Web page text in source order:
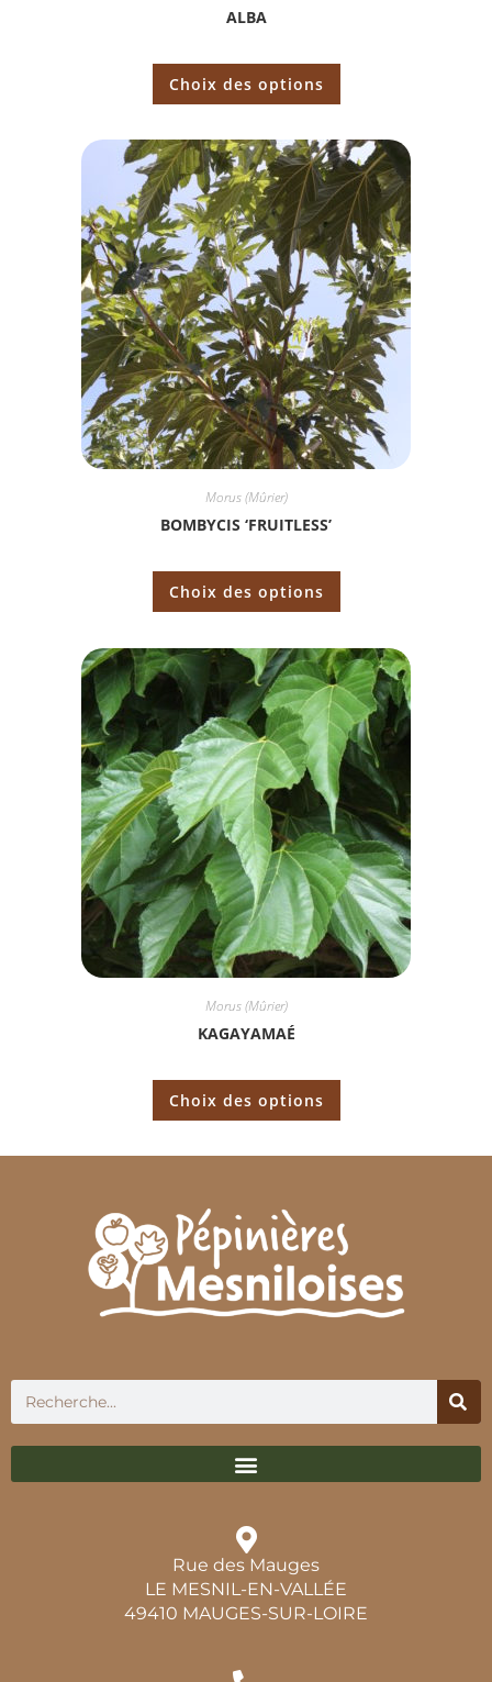
ALBA
Choix des options
Morus (Mûrier)
BOMBYCIS ‘FRUITLESS’
Choix des options
Morus (Mûrier)
KAGAYAMAÉ
Choix des options
Rue des Mauges
LE MESNIL-EN-VALLÉE
49410 MAUGES-SUR-LOIRE